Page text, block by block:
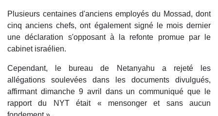
Plusieurs centaines d'anciens employés du Mossad, dont
cinq anciens chefs, ont également signé le mois dernier
une déclaration s'opposant à la refonte promue par le
cabinet israélien.
Cependant, le bureau de Netanyahu a rejeté les
allégations soulevées dans les documents divulgués,
affirmant dimanche 9 avril dans un communiqué que le
rapport du NYT était « mensonger et sans aucun